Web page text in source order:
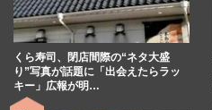
くら寿司、閉店間際の“ネタ大盛
り”写真が話題に「出会えたらラッ
キー」広報が明…